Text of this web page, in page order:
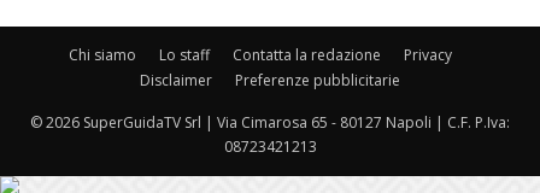
Chi siamo Lo staff Contatta la redazione
Privacy
Disclaimer
Preferenze pubblicitarie
© 2026 SuperGuidaTV Srl | Via Cimarosa 65 - 80127 Napoli | C.F. P.Iva:
08723421213